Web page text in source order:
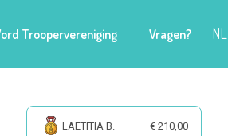
Troopervereniging Vragen? NL
LAETITIA B. € 210,00